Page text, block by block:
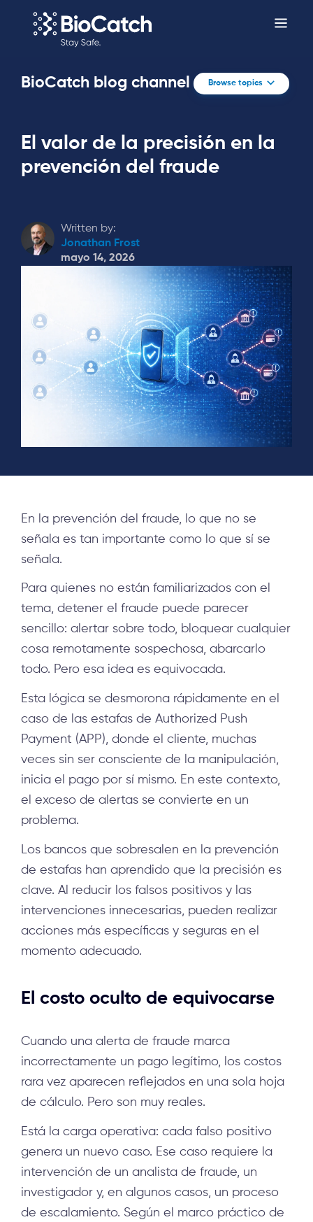
BioCatch blog channel Browse topics
El valor de la precisión en la
prevención del fraude
Written by:
Jonathan Frost
mayo 14, 2026
En la prevención del fraude, lo que no se
señala es tan importante como lo que sí se
señala.
Para quienes no están familiarizados con el
tema, detener el fraude puede parecer
sencillo: alertar sobre todo, bloquear cualquier
cosa remotamente sospechosa, abarcarlo
todo. Pero esa idea es equivocada.
Esta lógica se desmorona rápidamente en el
caso de las estafas de Authorized Push
Payment (APP), donde el cliente, muchas
veces sin ser consciente de la manipulación,
inicia el pago por sí mismo. En este contexto,
el exceso de alertas se convierte en un
problema.
Los bancos que sobresalen en la prevención
de estafas han aprendido que la precisión es
clave. Al reducir los falsos positivos y las
intervenciones innecesarias, pueden realizar
acciones más específicas y seguras en el
momento adecuado.
El costo oculto de equivocarse
Cuando una alerta de fraude marca
incorrectamente un pago legítimo, los costos
rara vez aparecen reflejados en una sola hoja
de cálculo. Pero son muy reales.
Está la carga operativa: cada falso positivo
genera un nuevo caso. Ese caso requiere la
intervención de un analista de fraude, un
investigador y, en algunos casos, un proceso
de escalamiento. Según el marco práctico de